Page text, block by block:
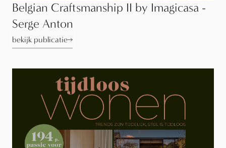
Belgian Craftsmanship II by Imagicasa -
Serge Anton
bekijk publicatie